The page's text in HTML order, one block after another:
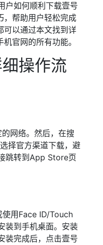
户如何顺利下载壹号
，帮助用户轻松完成
可以通过本文找到详
官网的所有功能。
操作流
网络。然后，在搜
择官方渠道下载，避
跳转到App Store页
使用Face ID/Touch
装到手机桌面。安装
装完成后，点击壹号